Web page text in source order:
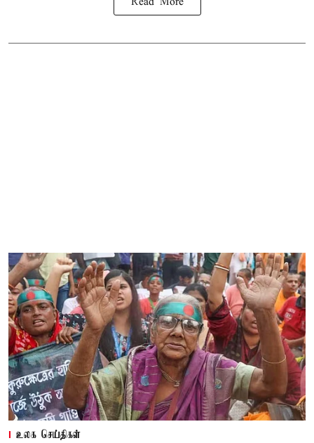
உலக செய்திகள்